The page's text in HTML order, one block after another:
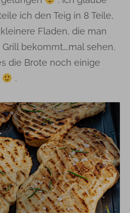
ich den Teig in 8 Teile,
Fladen, die man
bekommt….mal sehen.
die Brote noch einige
.